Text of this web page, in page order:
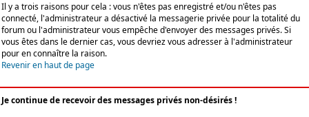
Il y a trois raisons pour cela : vous n'êtes pas enregistré et/ou n'êtes pas
connecté, l'administrateur a désactivé la messagerie privée pour la totalité du
forum ou l'administrateur vous empêche d'envoyer des messages privés. Si
vous êtes dans le dernier cas, vous devriez vous adresser à l'administrateur
pour en connaître la raison.
Revenir en haut de page
Je continue de recevoir des messages privés non-désirés !